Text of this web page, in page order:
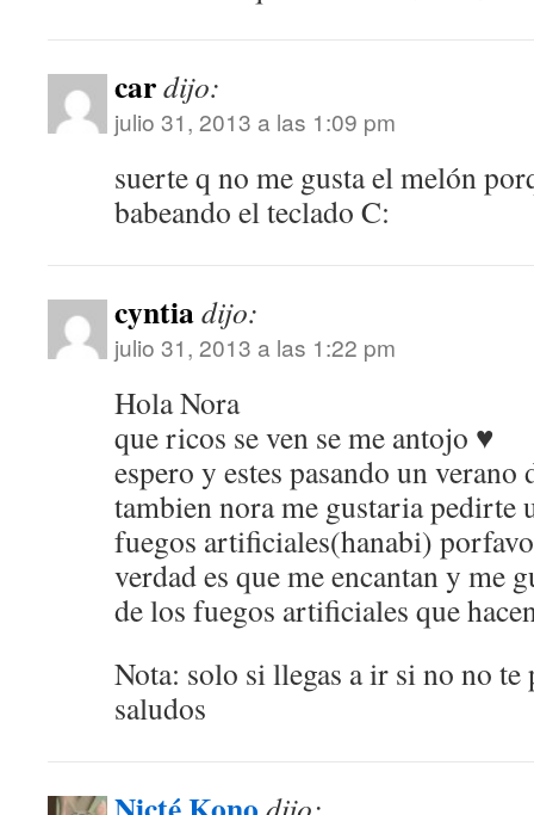
cardijo:
julio 31, 2013 a las 1:09 pm
suerte q no me gusta el melón
babeando el teclado C:
cyntiadijo:
julio 31, 2013 a las 1:22 pm
Hola Nora
que ricos se ven se me antojo ♥
espero y estes pasando un
tambien nora me gustaria pedirte
fuegos artificiales(hanabi)
verdad es que me encantan y me
de los fuegos artificiales que
Nota: solo si llegas a ir si no no
saludos